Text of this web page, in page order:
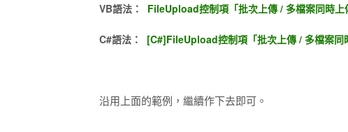
VB語法： FileUpload控制項「批次上傳 / 多檔案同時上
C#語法： [C#]FileUpload控制項「批次上傳 / 多檔案同
沿用上面的範例，繼續作下去即可。